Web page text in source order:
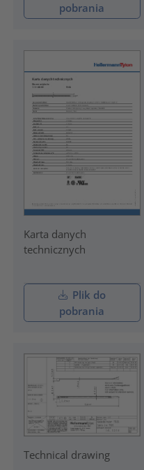
pobrania
Karta danych
technicznych
Plik do
pobrania
Technical drawing